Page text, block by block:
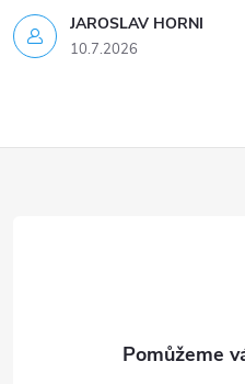
JAROSLAV HORNI
10.7.2026